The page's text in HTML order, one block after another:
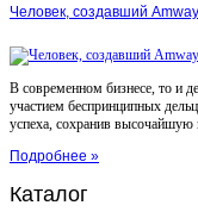
Человек, создавший Amway
В современном бизнесе, то и
участием беспринципных
успеха, сохранив высочайшую
Подробнее »
Каталог